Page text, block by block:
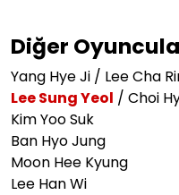
Diğer
Yang Hye Ji / Lee Cha
Lee Sung Yeol / Choi
Kim Yoo Suk
Ban Hyo Jung
Moon Hee Kyung
Lee Han Wi